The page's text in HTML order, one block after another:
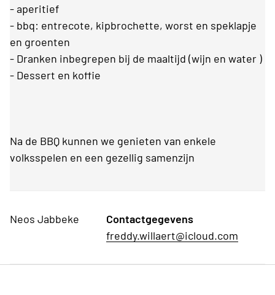
- aperitief
- bbq: entrecote, kipbrochette, worst en speklapje
en groenten
- Dranken inbegrepen bij de maaltijd (wijn en water )
- Dessert en koffie
Na de BBQ kunnen we genieten van enkele
volksspelen en een gezellig samenzijn
Neos Jabbeke
Contactgegevens
freddy.willaert@icloud.com